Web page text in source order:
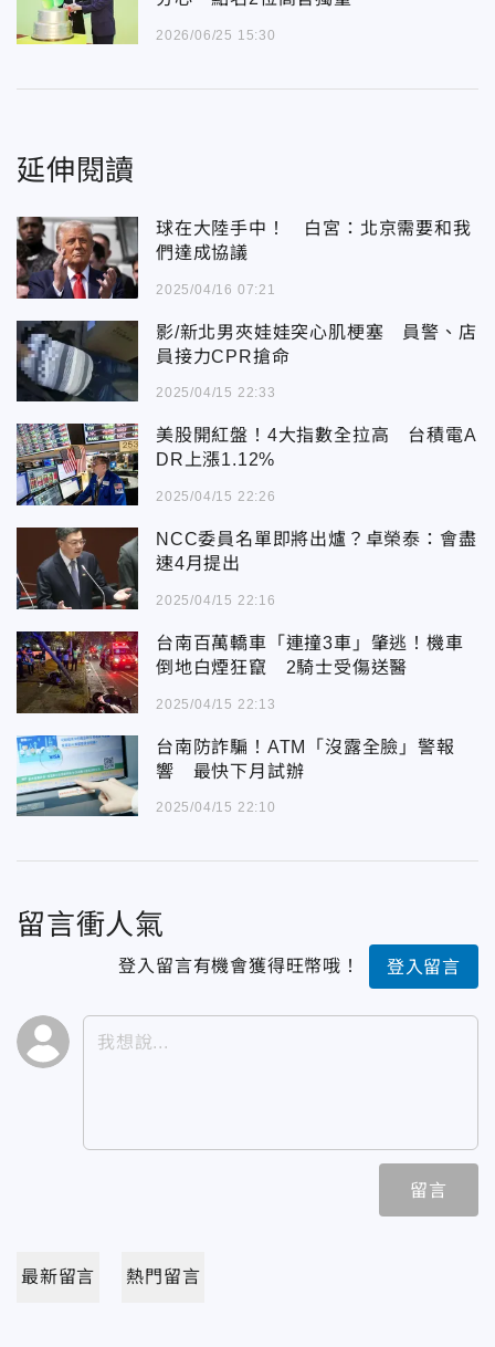
2026/06/25 15:30
延伸閱讀
球在大陸手中！ 白宮：北京需要和我
們達成協議
2025/04/16 07:21
影/新北男夾娃娃突心肌梗塞 員警、店
員接力CPR搶命
2025/04/15 22:33
美股開紅盤！4大指數全拉高 台積電A
DR上漲1.12%
2025/04/15 22:26
NCC委員名單即將出爐？卓榮泰：會盡
速4月提出
2025/04/15 22:16
台南百萬轎車「連撞3車」肇逃！機車
倒地白煙狂竄 2騎士受傷送醫
2025/04/15 22:13
台南防詐騙！ATM「沒露全臉」警報
響 最快下月試辦
2025/04/15 22:10
留言衝人氣
登入留言有機會獲得旺幣哦！ 登入留言
留言
最新留言 熱門留言